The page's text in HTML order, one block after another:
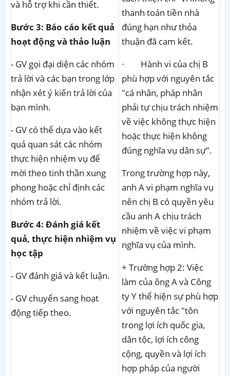
và hỗ trợ khi cần thiết.
Bước 3: Báo cáo kết quả
hoạt động và thảo luận
- GV gọi đại diện các nhóm
trả lời và các bạn trong lớp
nhận xét ý kiến trả lời của
bạn mình.
- GV có thể dựa vào kết
quả quan sát các nhóm
thực hiện nhiệm vụ để
mời theo tinh thần xung
phong hoặc chỉ định các
nhóm trả lời.
Bước 4: Đánh giá kết
quả, thực hiện nhiệm vụ
học tập
- GV đánh giá và kết luận.
- GV chuyển sang hoạt
động tiếp theo.
thanh toán tiền nhà
đúng hạn như thỏa
thuận đã cam kết.
· Hành vi của chị B
phù hợp với nguyên tắc
"cá nhân, pháp nhân
phải tự chịu trách nhiệm
về việc không thực hiện
hoặc thực hiện không
đúng nghĩa vụ dân sự".
Trong trường hợp này,
anh A vi phạm nghĩa vụ
nên chị B có quyền yêu
cầu anh A chịu trách
nhiệm về việc vi phạm
nghĩa vụ của mình.
+ Trường hợp 2: Việc
làm của ông A và Công
ty Y thể hiện sự phù hợp
với nguyên tắc "tôn
trong lợi ích quốc gia,
dân tộc, lợi ích công
cộng, quyền và lợi ích
hợp pháp của người